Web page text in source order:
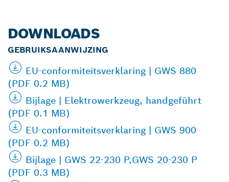
DOWNLOADS
GEBRUIKSAANWIJZING
EU-conformiteitsverklaring | GWS 880
(PDF 0.2 MB)
Bijlage | Elektrowerkzeug, handgeführt
(PDF 0.1 MB)
EU-conformiteitsverklaring | GWS 900
(PDF 0.2 MB)
Bijlage | GWS 22-230 P,GWS 20-230 P
(PDF 0.3 MB)